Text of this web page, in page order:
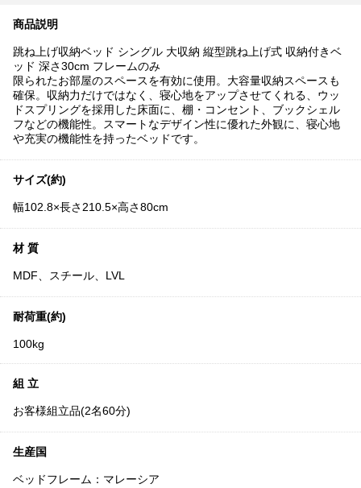
商品説明
跳ね上げ収納ベッド シングル 大収納 縦型跳ね上げ式 収納付きベ
ッド 深さ30cm フレームのみ
限られたお部屋のスペースを有効に使用。大容量収納スペースも
確保。収納力だけではなく、寝心地をアップさせてくれる、ウッ
ドスプリングを採用した床面に、棚・コンセント、ブックシェル
フなどの機能性。スマートなデザイン性に優れた外観に、寝心地
や充実の機能性を持ったベッドです。
サイズ(約)
幅102.8×長さ210.5×高さ80cm
材 質
MDF、スチール、LVL
耐荷重(約)
100kg
組 立
お客様組立品(2名60分)
生産国
ベッドフレーム：マレーシア